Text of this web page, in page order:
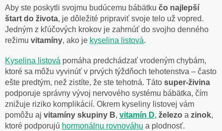
Aby ste poskytli svojmu budúcemu bábätku čo najlepší
štart do života, je dôležité pripraviť svoje telo už vopred.
Jedným z kľúčových krokov je zahrnúť do svojho denného
režimu vitamíny, ako je kyselina listová.
Kyselina listová pomáha predchádzať vrodeným chybám,
ktoré sa môžu vyvinúť v prvých týždňoch tehotenstva – často
ešte predtým, než zistíte, že ste tehotná. Táto super-živina
podporuje správny vývoj nervového systému bábätka, čím
znižuje riziko komplikácií. Okrem kyseliny listovej vám
pomôžu aj vitamíny skupiny B, vitamín D, železo a zinok,
ktoré podporujú hormonálnu rovnováhu a plodnosť.